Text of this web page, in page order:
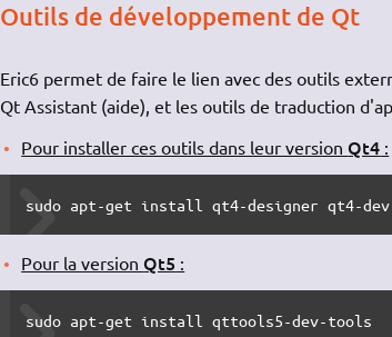
Outils de développement de Qt
Eric6 permet de faire le lien avec des outils
Qt Assistant (aide), et les outils de traduction
Pour installer ces outils dans leur versionQt4 :
sudo apt-get install qt4-designer qt4-
Pour la versionQt5 :
sudo apt-get install qttools5-dev-tools